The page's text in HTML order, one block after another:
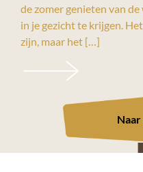
de zomer genieten van
in je gezicht te krijgen.
zijn, maar het […]